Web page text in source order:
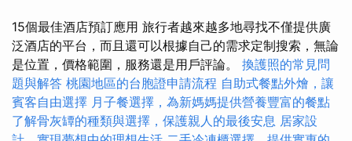
15個最佳酒店預訂應用 旅行者越來越多地尋找不僅提供廣
泛酒店的平台，而且還可以根據自己的需求定制搜索，無論
是位置，價格範圍，服務還是用戶評論。 換護照的常見問
題與解答 桃園地區的台胞證申請流程 自助式餐點外燴，讓
賓客自由選擇 月子餐選擇，為新媽媽提供營養豐富的餐點
了解骨灰罈的種類與選擇，保護親人的最後安息 居家設